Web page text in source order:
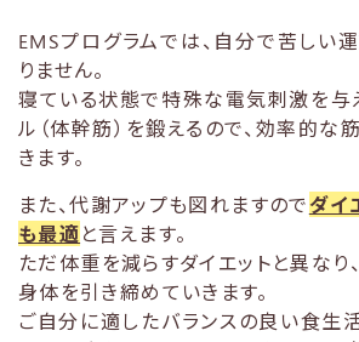
EMSプログラムでは、自分で苦しい
りません。
寝ている状態で特殊な電気刺激を与
ル（体幹筋）を鍛えるので、効率的な
きます。
また、代謝アップも図れますのでダイ
も最適と言えます。
ただ体重を減らすダイエットと異なり
身体を引き締めていきます。
ご自分に適したバランスの良い食生